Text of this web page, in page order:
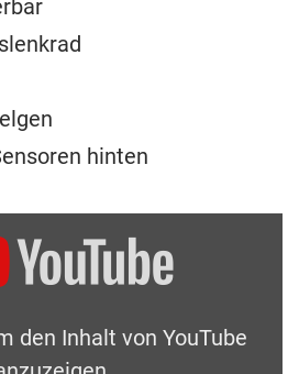
hinten
den Inhalt von YouTube